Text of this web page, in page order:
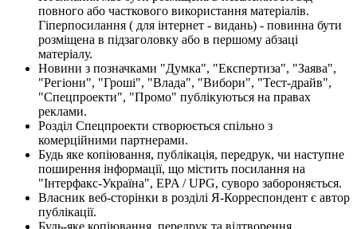
повного або часткового використання матеріалів.
Гіперпосилання ( для інтернет - видань) - повинна бути
розміщена в підзаголовку або в першому абзаці
матеріалу.
Новини з позначками "Думка", "Експертиза", "Заява",
"Регіони", "Гроші", "Влада", "Вибори", "Тест-драйв",
"Спецпроекти", "Промо" публікуються на правах
реклами.
Розділ Спецпроекти створюється спільно з
комерційними партнерами.
Будь яке копіювання, публікація, передрук, чи наступне
поширення інформації, що містить посилання на
"Інтерфакс-Україна", EPA / UPG, суворо забороняється.
Власник веб-сторінки в розділі Я-Корреспондент є автор
публікації.